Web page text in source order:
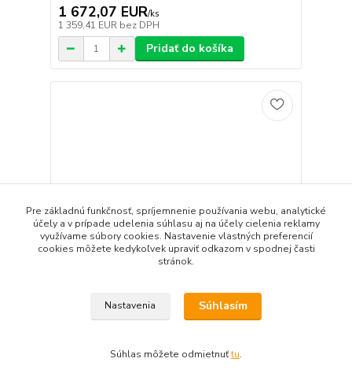
1 672,07 EUR/ks
1 359,41 EUR bez DPH
Pridať do košíka
1 885,81 EUR/ks
Pre základnú funkčnosť, spríjemnenie používania webu, analytické
účely a v prípade udelenia súhlasu aj na účely cielenia reklamy
využívame súbory cookies. Nastavenie vlastných preferencií
cookies môžete kedykoľvek upraviť odkazom v spodnej časti
stránok.
Nastavenia Súhlasím
Súhlas môžete odmietnuťtu.